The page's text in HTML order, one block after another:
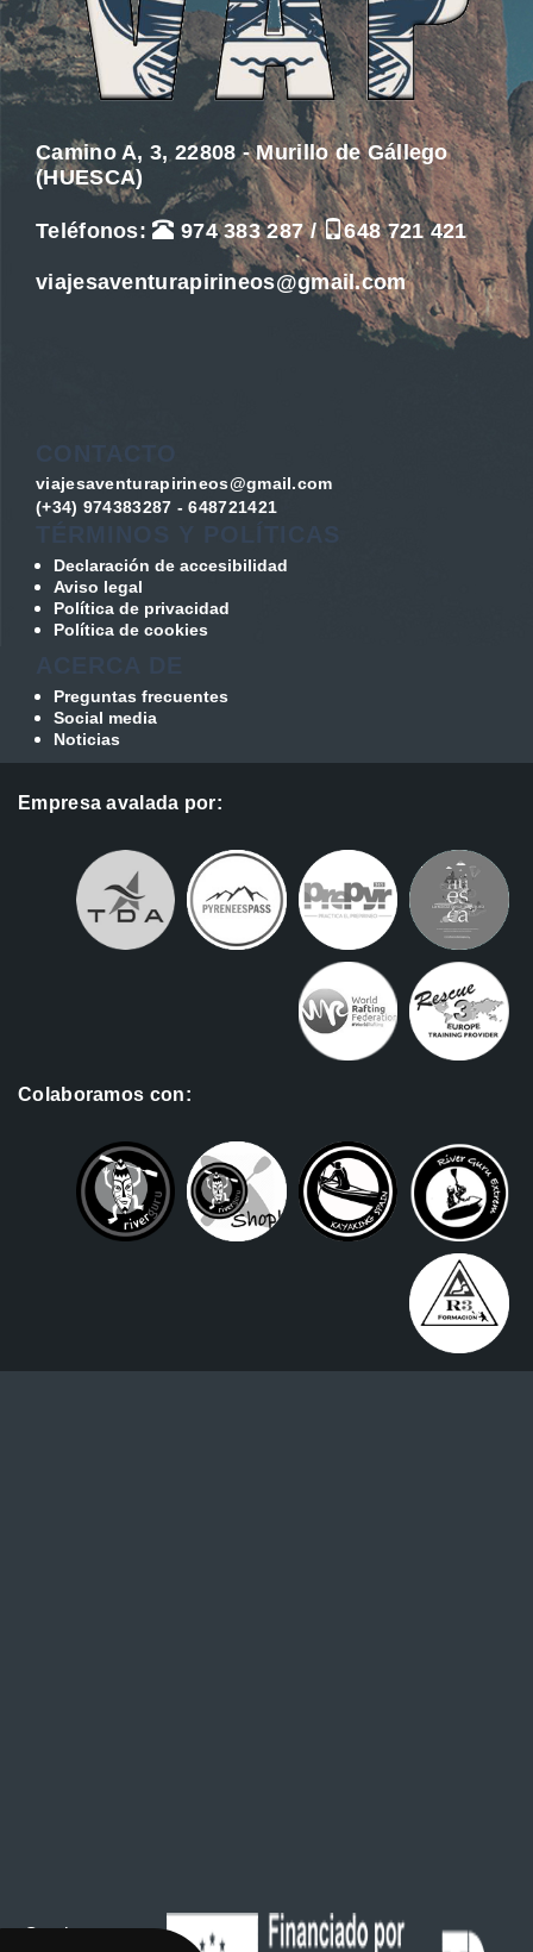
Camino A, 3, 22808 - Murillo de Gállego
(HUESCA)
Teléfonos: 974 383 287/ 648 721 421
viajesaventurapirineos@gmail.com
viajesaventurapirineos@gmail.com
(+34) 974383287 - 648721421
Declaración de accesibilidad
Aviso legal
Política de privacidad
Política de cookies
Preguntas frecuentes
Social media
Noticias
Empresa avalada por:
Colaboramos con:
Con la